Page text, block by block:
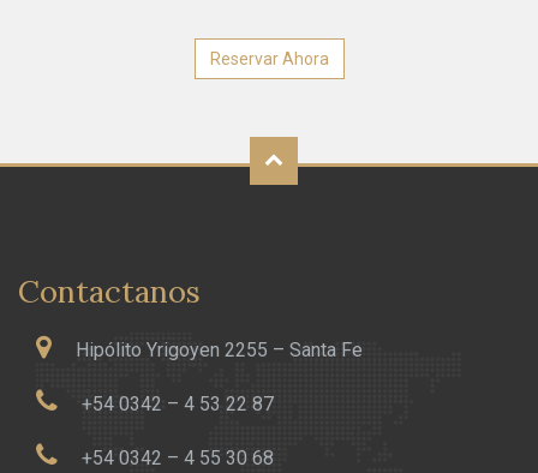
Reservar Ahora
Contactanos
Hipólito Yrigoyen 2255 – Santa Fe
+54 0342 – 4 53 22 87
+54 0342 – 4 55 30 68